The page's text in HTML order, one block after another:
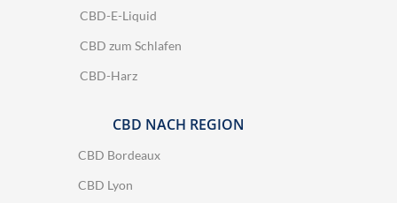
CBD-E-Liquid
CBD zum Schlafen
CBD-Harz
CBD NACH REGION
CBD Bordeaux
CBD Lyon